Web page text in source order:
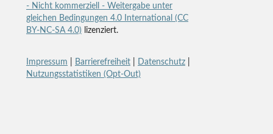
- Nicht kommerziell - Weitergabe unter
gleichen Bedingungen 4.0 International (CC
BY-NC-SA 4.0) lizenziert.
Impressum Barrierefreiheit| Datenschutz|
Nutzungsstatistiken (Opt-Out)